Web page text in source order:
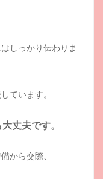
しっかり伝わりま
ています。
丈夫です。
から交際、